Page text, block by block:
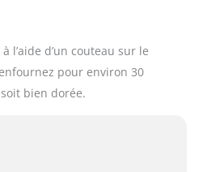
l’aide d’un couteau sur le
pour environ 30
bien dorée.